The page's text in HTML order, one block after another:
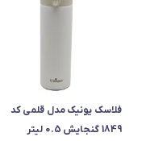
فلاسک یونیک مدل قلمی کد
1849 گنجایش 0.5 لیتر